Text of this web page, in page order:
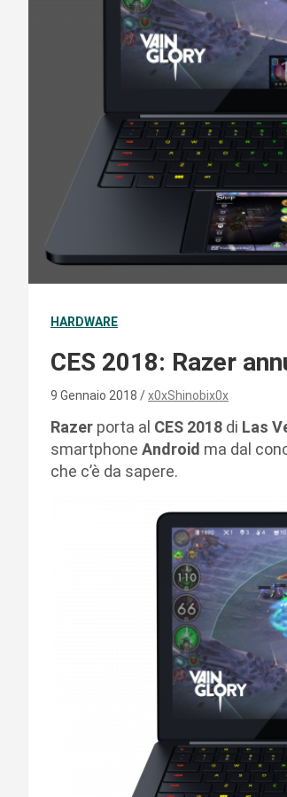
HARDWARE
CES 2018: Razer
9 Gennaio 2018 x0xShinobix0x
Razer porta al CES 2018 di Las
smartphone Android ma dal
che c’è da sapere.